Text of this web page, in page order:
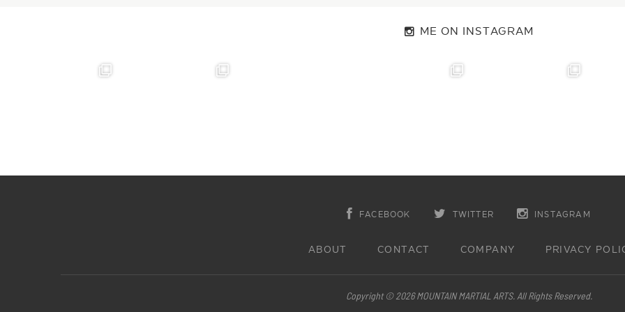
ME ON INSTAGRAM
FACEBOOK TWITTER INSTAGRAM
ABOUT CONTACT COMPANY PRIVACY
Copyright © 2026 MOUNTAIN MARTIAL ARTS. All Rights Reserved.